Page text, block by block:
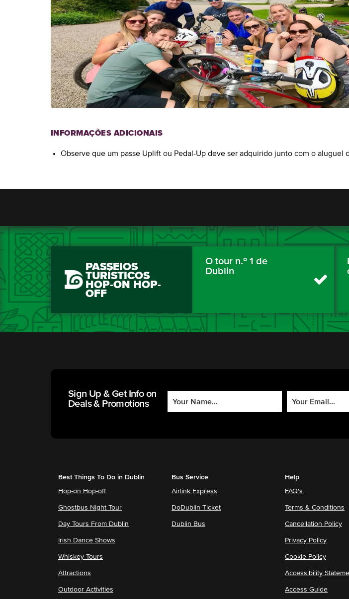
INFORMAÇÕES ADICIONAIS
Observe que um passe Uplift ou Pedal-Up deve ser adquirido junto com o aluguel
PASSEIOS
TURÍSTICOS
HOP-ON HOP-
OFF
O tour n.º 1 de
Dublin
Sign Up & Get Info on
Deals & Promotions
Best Things To Do in Dublin
Hop-on Hop-off
Ghostbus Night Tour
Day Tours From Dublin
Irish Dance Shows
Whiskey Tours
Attractions
Outdoor Activities
Bus Service
Airlink Express
DoDublin Ticket
Dublin Bus
Help
FAQ's
Terms & Conditions
Cancellation Policy
Privacy Policy
Cookie Policy
Accessibility
Access Guide